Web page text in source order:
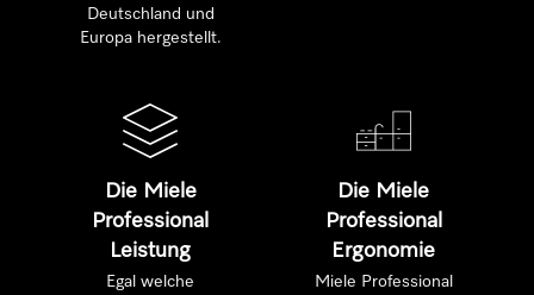
Deutschland und
Europa hergestellt.
Die Miele
Professional
Leistung
Egal welche
Die Miele
Professional
Ergonomie
Miele Professional